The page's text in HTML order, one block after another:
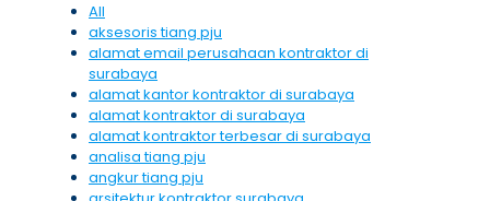
All
aksesoris tiang pju
alamat email perusahaan kontraktor di
surabaya
alamat kantor kontraktor di surabaya
alamat kontraktor di surabaya
alamat kontraktor terbesar di surabaya
analisa tiang pju
angkur tiang pju